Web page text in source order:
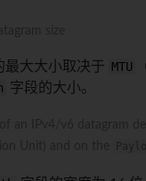
最大大小取决于 MTU
字段的大小。